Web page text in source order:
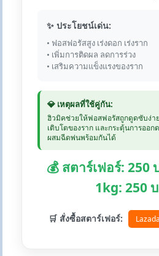
✨ ประโยชน์เด่น:
• ฟอสฟอรัสสูง เร่งดอก เร่งราก
• เพิ่มการติดผล ลดการร่วง
• เสริมความแข็งแรงของราก
💎 เหตุผลที่ใช้คู่กัน:
ฮิวมิคช่วยให้ฟอสฟอรัสถูกดูดซับง่า
เติบโตของราก และกระตุ้นการออก
ผสมฉีดพ่นพร้อมกันได้
💰 สตาร์เฟอร์:
1kg: 250
🛒 สั่งซื้อสตาร์เฟอร์: Lazada